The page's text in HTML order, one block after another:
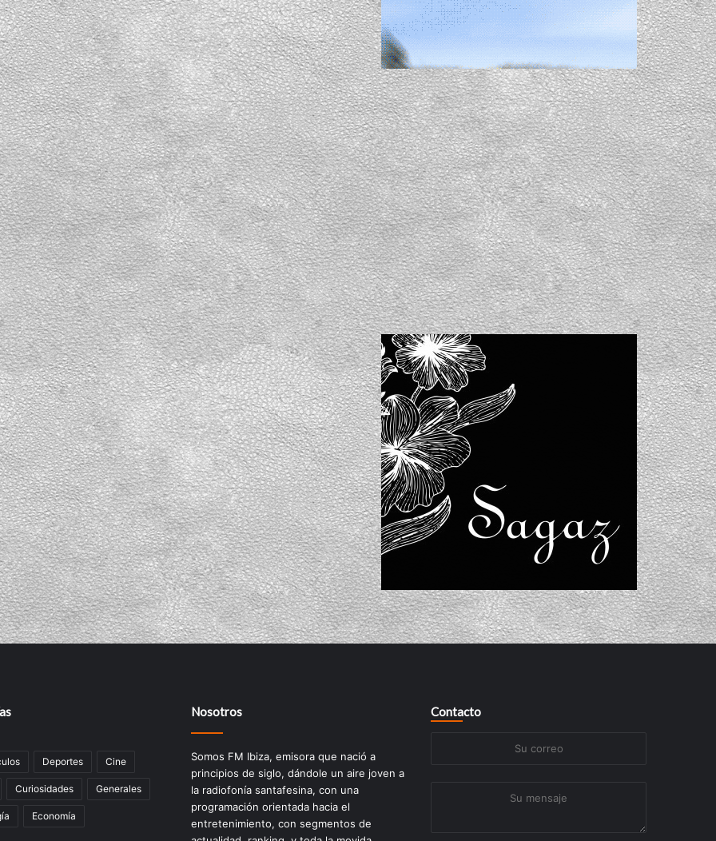
Deportes Cine
Curiosidades Generales
Economía
Nosotros
Somos FM Ibiza, emisora que nació a
principios de siglo, dándole un aire joven a
la radiofonía santafesina, con una
programación orientada hacia el
entretenimiento, con segmentos de
Contacto